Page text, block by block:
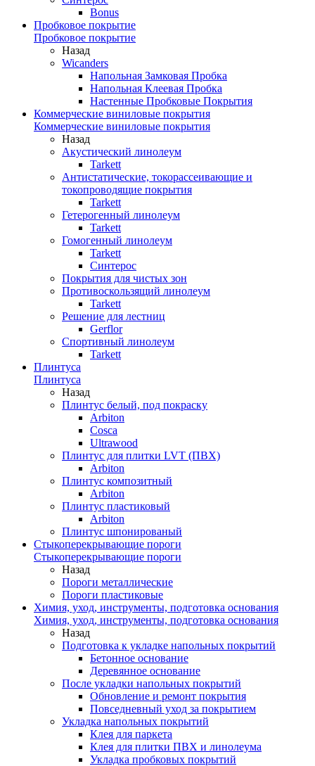
Bonus
Пробковое покрытие
Пробковое покрытие
Назад
Wicanders
Напольная Замковая Пробка
Напольная Клеевая Пробка
Настенные Пробковые Покрытия
Коммерческие виниловые покрытия
Коммерческие виниловые покрытия
Назад
Акустический линолеум
Tarkett
Антистатические, токорассеивающие и
токопроводящие покрытия
Tarkett
Гетерогенный линолеум
Tarkett
Гомогенный линолеум
Tarkett
Синтерос
Покрытия для чистых зон
Противоскользящий линолеум
Tarkett
Решение для лестниц
Gerflor
Спортивный линолеум
Tarkett
Плинтуса
Плинтуса
Назад
Плинтус белый, под покраску
Arbiton
Cosca
Ultrawood
Плинтус для плитки LVT (ПВХ)
Arbiton
Плинтус композитный
Arbiton
Плинтус пластиковый
Arbiton
Плинтус шпонированый
Стыкоперекрывающие пороги
Стыкоперекрывающие пороги
Назад
Пороги металлические
Пороги пластиковые
Химия, уход, инструменты, подготовка основания
Химия, уход, инструменты, подготовка основания
Назад
Подготовка к укладке напольных покрытий
Бетонное основание
Деревянное основание
После укладки напольных покрытий
Обновление и ремонт покрытия
Повседневный уход за покрытием
Укладка напольных покрытий
Клея для паркета
Клея для плитки ПВХ и линолеума
Укладка пробковых покрытий